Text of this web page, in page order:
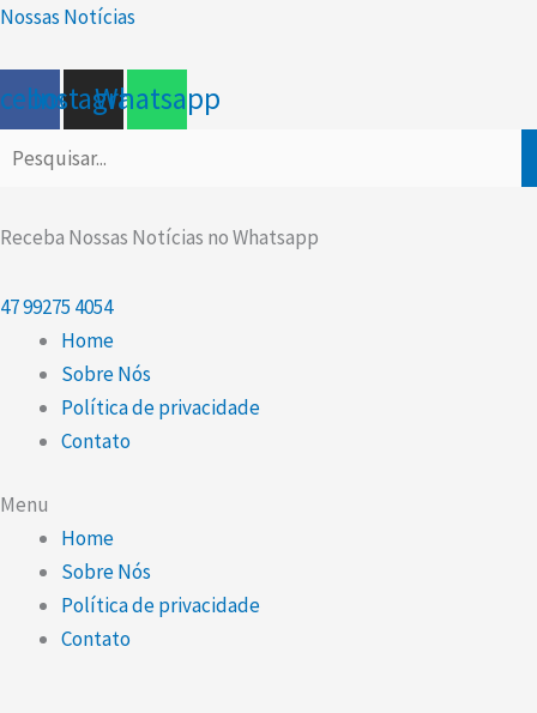
Ir
conteúdo
Nossas Notícias
InstagramWhatsapp
Receba Nossas Notícias no Whatsapp
4799275 4054
Home
Sobre Nós
Política de privacidade
Contato
Menu
Home
Sobre Nós
Política de privacidade
Contato
Scroll